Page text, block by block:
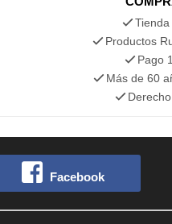
Productos
Pago
Más de 60
Facebook